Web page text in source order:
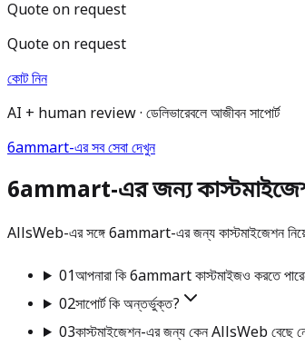
Quote on request
Quote on request
কোট নিন
AI + human review · ডেলিভারেবলে আজীবন সাপোর্ট
6ammart-এর সব সেবা দেখুন
6ammart-এর জন্য
AllsWeb-এর সঙ্গে 6ammart-এর জন্য কাস্টমাইজেশন নিয়ে
01আপনারা কি 6ammart কাস্টমাইজও করতে
02সাপোর্ট কি অন্তর্ভুক্ত?
03কাস্টমাইজেশন-এর জন্য কেন AllsWeb বেছে